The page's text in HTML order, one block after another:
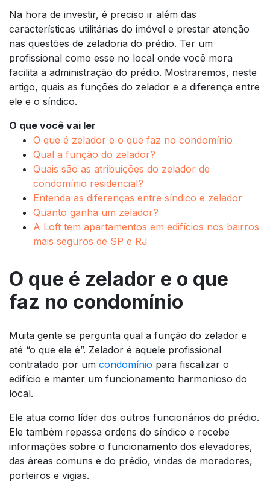
Na hora de investir, é preciso ir além das
características utilitárias do imóvel e prestar atenção
nas questões de zeladoria do prédio. Ter um
profissional como esse no local onde você mora
facilita a administração do prédio. Mostraremos, neste
artigo, quais as funções do zelador e a diferença entre
ele e o síndico.
O que você vai ler
O que é zelador e o que faz no condomínio
Qual a função do zelador?
Quais são as atribuições do zelador de
condomínio residencial?
Entenda as diferenças entre síndico e zelador
Quanto ganha um zelador?
A Loft tem apartamentos em edifícios nos bairros
mais seguros de SP e RJ
O que é zelador e o que
faz no condomínio
Muita gente se pergunta qual a função do zelador e
até “o que ele é”. Zelador é aquele profissional
contratado por um condomínio para fiscalizar o
edifício e manter um funcionamento harmonioso do
local.
Ele atua como líder dos outros funcionários do prédio.
Ele também repassa ordens do síndico e recebe
informações sobre o funcionamento dos elevadores,
das áreas comuns e do prédio, vindas de moradores,
porteiros e vigias.